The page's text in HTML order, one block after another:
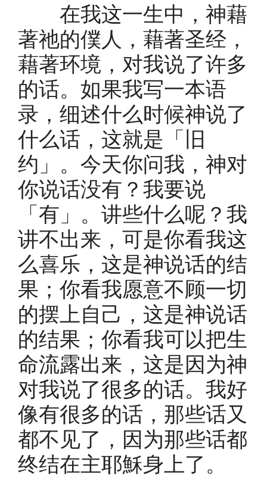
在我这一生中，神藉
著祂的僕人，藉著圣经，
藉著环境，对我说了许多
的话。如果我写一本语
录，细述什么时候神说了
什么话，这就是「旧
约」。今天你问我，神对
你说话没有？我要说
「有」。讲些什么呢？我
讲不出来，可是你看我这
么喜乐，这是神说话的结
果；你看我愿意不顾一切
的摆上自己，这是神说话
的结果；你看我可以把生
命流露出来，这是因为神
对我说了很多的话。我好
像有很多的话，那些话又
都不见了，因为那些话都
终结在主耶穌身上了。